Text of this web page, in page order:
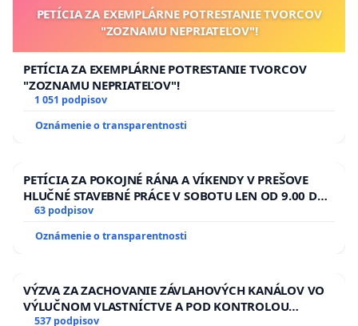
PETÍCIA ZA EXEMPLÁRNE POTRESTANIE TVORCOV
"ZOZNAMU NEPRIATEĽOV"!
PETÍCIA ZA EXEMPLÁRNE POTRESTANIE TVORCOV
"ZOZNAMU NEPRIATEĽOV"!
1 051 podpisov
Oznámenie o transparentnosti
PETÍCIA ZA POKOJNÉ RÁNA A VÍKENDY V PREŠOVE
HLUČNÉ STAVEBNÉ PRÁCE V SOBOTU LEN OD 9.00 DO
13.00 HOD., CEZ PRACOVNÝ TÝŽDEŇ CIEĽ 8.00 – 18.00
HOD. A PRAVIDELNÁ KONTROLA STAVBY C-AREA NA
ĎUMBIERSKEJ/MAGU
63 podpisov
Oznámenie o transparentnosti
VÝZVA ZA ZACHOVANIE ZÁVLAHOVÝCH KANÁLOV VO
VÝLUČNOM VLASTNÍCTVE A POD KONTROLOU
SLOVENSKEJ REPUBLIKY & žiadosť na riešenie
537 podpisov